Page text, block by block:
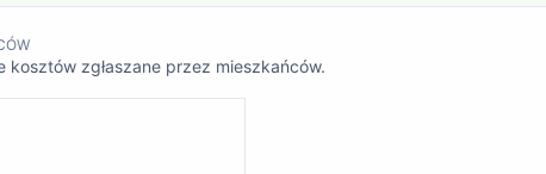
kosztów zgłaszane przez mieszkańców.